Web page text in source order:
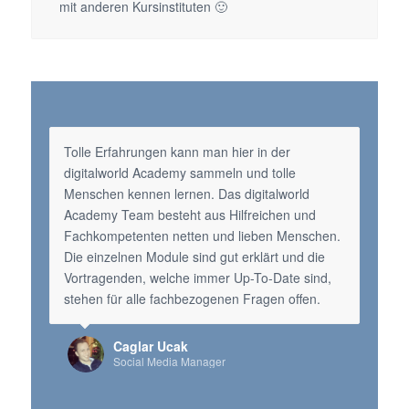
mit anderen Kursinstituten 🙂
Tolle Erfahrungen kann man hier in der
digitalworld Academy sammeln und tolle
Menschen kennen lernen. Das digitalworld
Academy Team besteht aus Hilfreichen und
Fachkompetenten netten und lieben Menschen.
Die einzelnen Module sind gut erklärt und die
Vortragenden, welche immer Up-To-Date sind,
stehen für alle fachbezogenen Fragen offen.
Caglar Ucak
Social Media Manager